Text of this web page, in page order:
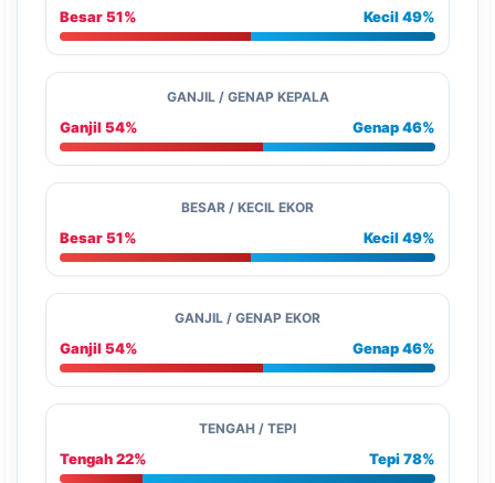
Besar 51% Kecil 49%
GANJIL / GENAP KEPALA
Ganjil 54% Genap 46%
BESAR / KECIL EKOR
Besar 51% Kecil 49%
GANJIL / GENAP EKOR
Ganjil 54% Genap 46%
TENGAH / TEPI
Tengah 22% Tepi 78%